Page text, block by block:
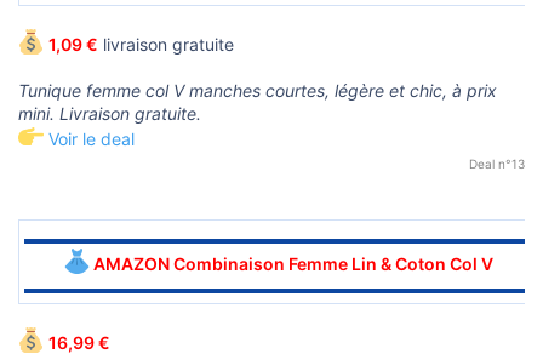
1,09 € livraison gratuite
Tunique femme col V manches courtes, légère et chic, à prix
mini. Livraison gratuite.
Voir le deal
Deal n°13
▬▬▬▬▬▬▬▬▬▬▬▬▬▬▬▬▬▬▬▬▬▬▬▬▬▬▬▬▬▬
AMAZON Combinaison Femme Lin & Coton Col V
▬▬▬▬▬▬▬▬▬▬▬▬▬▬▬▬▬▬▬▬▬▬▬▬▬▬▬▬▬▬
16,99 €